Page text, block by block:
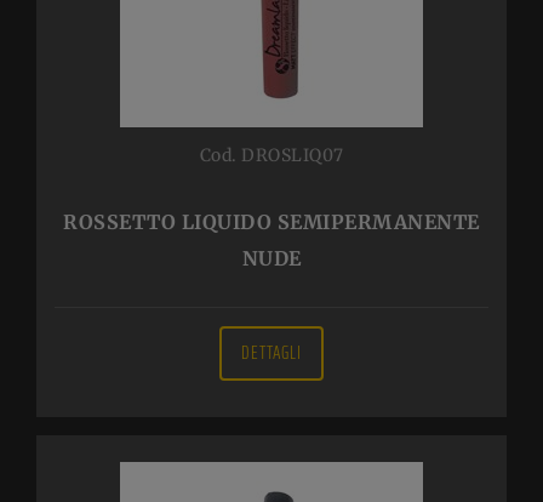
Cod. DROSLIQ07
ROSSETTO LIQUIDO SEMIPERMANENTE
NUDE
DETTAGLI